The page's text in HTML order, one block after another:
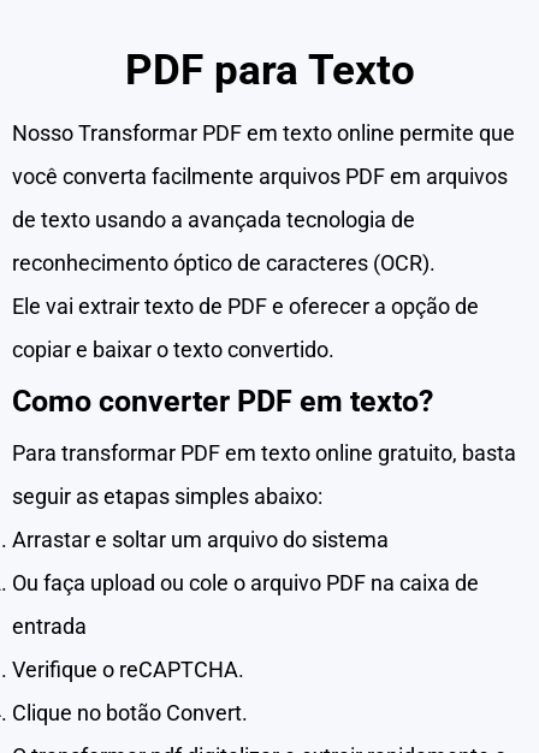
PDF para Texto
Nosso Transformar PDF em texto online permite que
você converta facilmente arquivos PDF em arquivos
de texto usando a avançada tecnologia de
reconhecimento óptico de caracteres (OCR).
Ele vai extrair texto de PDF e oferecer a opção de
copiar e baixar o texto convertido.
Como converter PDF em texto?
Para transformar PDF em texto online gratuito, basta
seguir as etapas simples abaixo:
Arrastar e soltar um arquivo do sistema
Ou faça upload ou cole o arquivo PDF na caixa de
entrada
Verifique o reCAPTCHA.
Clique no botão Convert.